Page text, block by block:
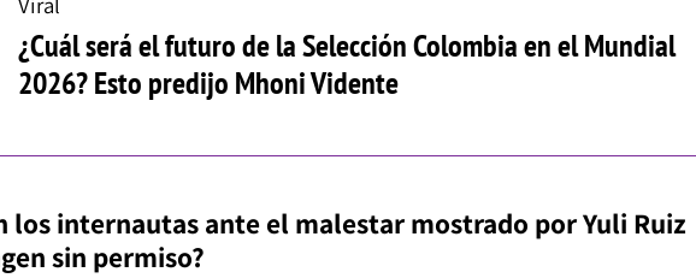
¿Cuál será el futuro de la Selección Colombia en el Mundial
2026? Esto predijo Mhoni Vidente
los internautas ante el malestar mostrado por Yuli Ruiz
sin permiso?